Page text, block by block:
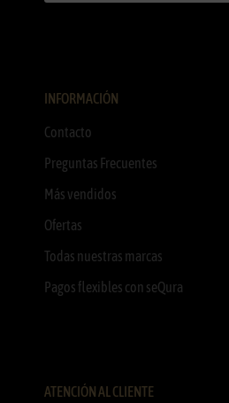
INFORMACIÓN
Contacto
Preguntas Frecuentes
Más vendidos
Ofertas
Todas nuestras marcas
Pagos flexibles con seQura
ATENCIÓN AL CLIENTE